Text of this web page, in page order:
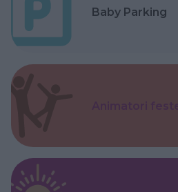
Baby Parking